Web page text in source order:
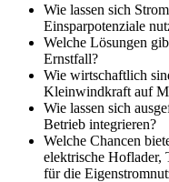
Wie lassen sich
Einsparpotenziale
Welche Lösungen
Ernstfall?
Wie wirtschaftlich
Kleinwindkraft auf
Wie lassen sich
Betrieb integrieren?
Welche Chancen
elektrische Hoflader,
für die